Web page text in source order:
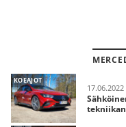
KOEAJOT
17.06.2022